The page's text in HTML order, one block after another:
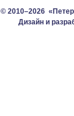
© 2010–2026
Дизайн и